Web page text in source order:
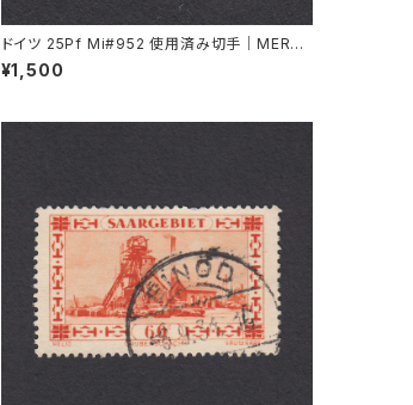
ドイツ 25Pf Mi#952 使用済み切手｜MERKE
RSHAUSEN 14.2.1948
¥1,500